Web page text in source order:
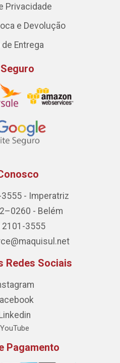
Privacidade
e Devolução
Entrega
- Imperatriz
- Belém
2101-3555
Redes Sociais
Linkedin
YouTube
Pagamento